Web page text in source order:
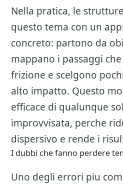
Nella pratica, le
questo tema con un
concreto: partono da
mappano i passaggi
frizione e scelgono
alto impatto. Questo
efficace di qualunque
improvvisata, perche
dispersivo e rende i
I dubbi che fanno perdere
Uno degli errori piu